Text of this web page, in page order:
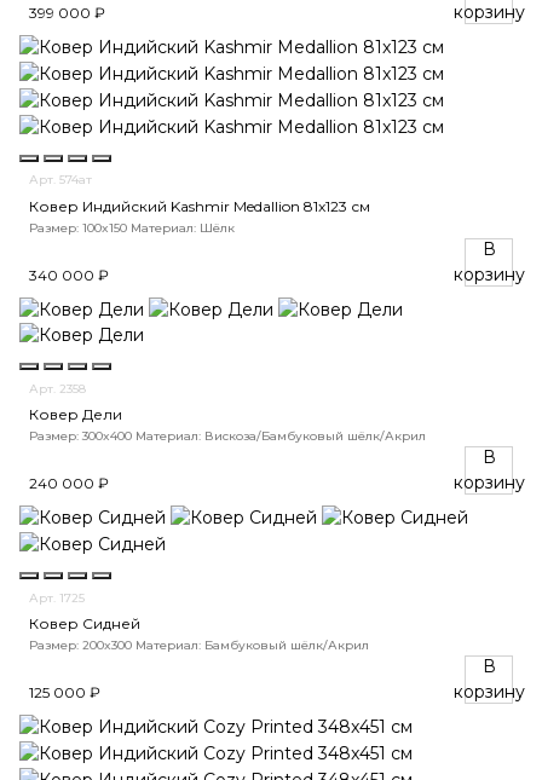
399 000 ₽
корзину
Арт. 574ат
Ковер Индийский Kashmir Medallion 81x123 см
Размер: 100x150 Материал: Шёлк
340 000 ₽
В
корзину
Арт. 2358
Ковер Дели
Размер: 300x400 Материал: Вискоза/Бамбуковый шёлк/Акрил
240 000 ₽
В
корзину
Арт. 1725
Ковер Сидней
Размер: 200x300 Материал: Бамбуковый шёлк/Акрил
125 000 ₽
В
корзину